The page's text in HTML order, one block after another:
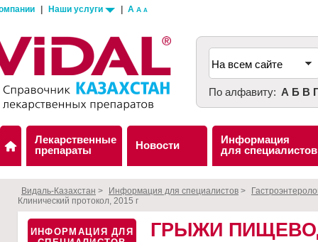
Наши услуги A A A
По алфавиту: А Б В
Лекарственные
препараты
Новости
Информация
для специалистов
Видаль-Казахстан > Информация для специалистов >
Клинический протокол, 2015 г
ИНФОРМАЦИЯ ДЛЯ
ГРЫЖИ